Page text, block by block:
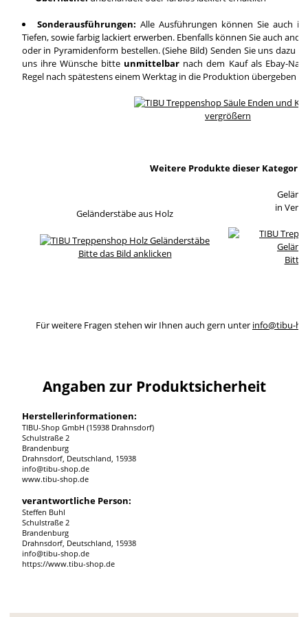
Sonderausführungen: Alle Ausführungen können Sie auch
Tiefen, sowie farbig lackiert erwerben. Ebenfalls können Sie auch
oder in Pyramidenform bestellen. (Siehe Bild) Senden Sie uns dazu
uns ihre Wünsche bitte unmittelbar nach dem Kauf als Ebay-
Regel nach spätestens einem Werktag in die Produktion übergeben
vergrößern
Weitere Produkte dieser Kategorie
Geländerstäbe aus Holz
Bitte das Bild anklicken
in
Bitte
Für weitere Fragen stehen wir Ihnen auch gern unter info@tibu-
Angaben zur Produktsicherheit
Herstellerinformationen:
TIBU-Shop GmbH (15938 Drahnsdorf)
Schulstraße 2
Brandenburg
Drahnsdorf, Deutschland, 15938
info@tibu-shop.de
www.tibu-shop.de
verantwortliche Person:
Steffen Buhl
Schulstraße 2
Brandenburg
Drahnsdorf, Deutschland, 15938
info@tibu-shop.de
https://www.tibu-shop.de